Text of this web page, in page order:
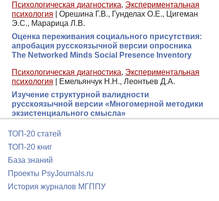
Психологическая диагностика, Экспериментальная
психология
Орешина Г.В., Гунделах О.Е., Цигеман
Э.С., Марарица Л.В.
Оценка переживания социального присутствия:
апробация русскоязычной версии опросника
The Networked Minds Social Presence Inventory
Психологическая диагностика, Экспериментальная
психология
Емельянчук Н.Н., Леонтьев Д.А.
Изучение структурной валидности
русскоязычной версии «Многомерной методики
экзистенциального смысла»
ТОП-20 статей
ТОП-20 книг
База знаний
Проекты PsyJournals.ru
История журналов МГППУ